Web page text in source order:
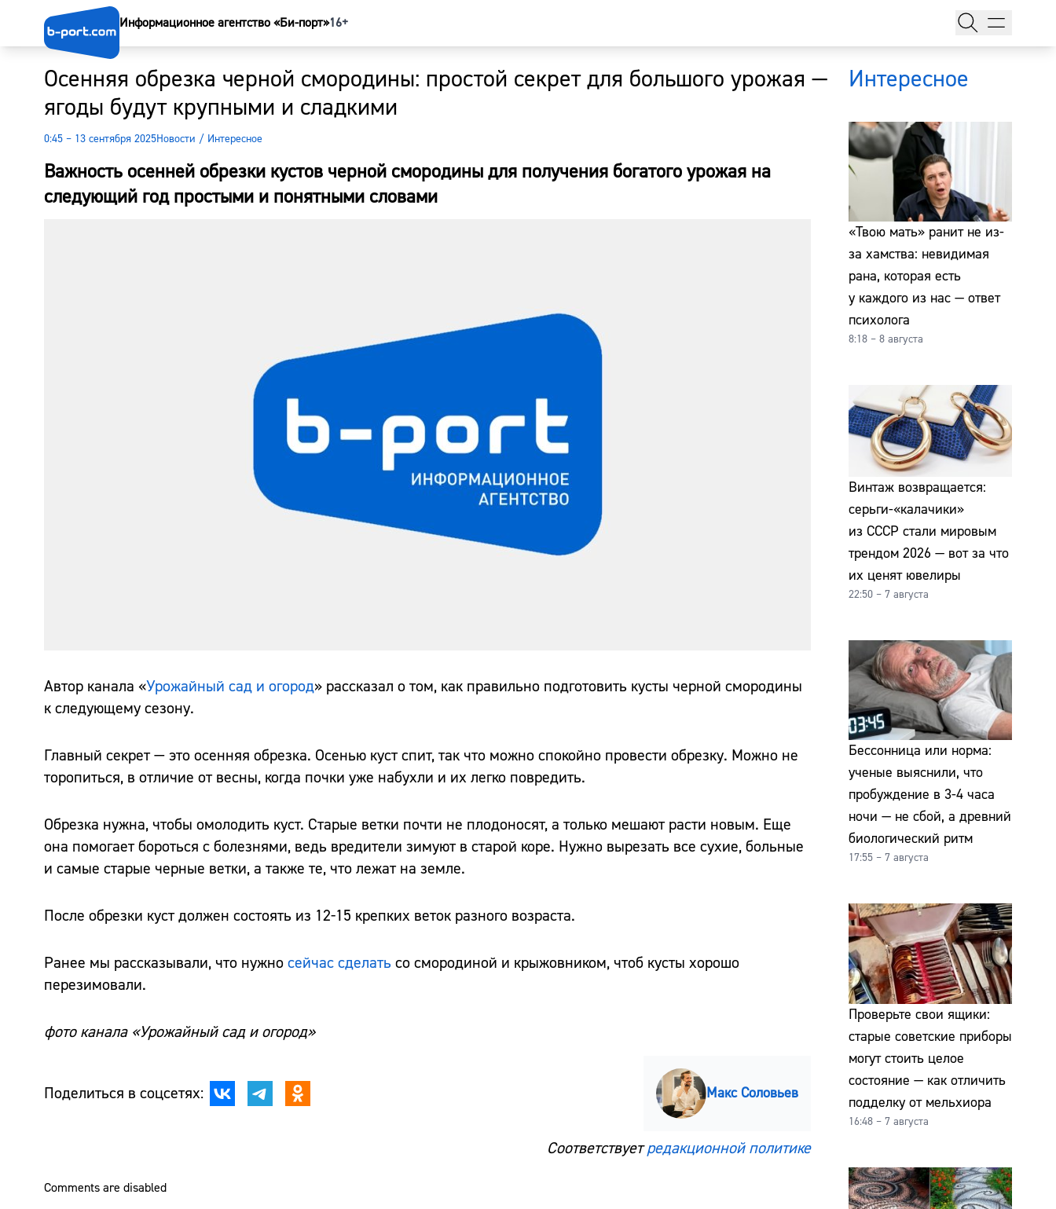
Информационное агентство «Би-порт»16+
Осенняя обрезка черной смородины: простой секрет для большого урожая —
ягоды будут крупными и сладкими
0:45 – 13 сентября 2025Новости / Интересное
Важность осенней обрезки кустов черной смородины для получения богатого урожая на
следующий год простыми и понятными словами
Автор канала «Урожайный сад и огород» рассказал о том, как правильно подготовить кусты черной смородины
к следующему сезону.
Главный секрет — это осенняя обрезка. Осенью куст спит, так что можно спокойно провести обрезку. Можно не
торопиться, в отличие от весны, когда почки уже набухли и их легко повредить.
Обрезка нужна, чтобы омолодить куст. Старые ветки почти не плодоносят, а только мешают расти новым. Еще
она помогает бороться с болезнями, ведь вредители зимуют в старой коре. Нужно вырезать все сухие, больные
и самые старые черные ветки, а также те, что лежат на земле.
После обрезки куст должен состоять из 12-15 крепких веток разного возраста.
Ранее мы рассказывали, что нужно сейчас сделать со смородиной и крыжовником, чтоб кусты хорошо
перезимовали.
фото канала «Урожайный сад и огород»
Поделиться в соцсетях: Макс Соловьев
Соответствуетредакционной политике
Comments are disabled
Интересное
«Твою мать» ранит не из-
за хамства: невидимая
рана, которая есть
у каждого из нас — ответ
психолога
8:18 – 8 августа
Винтаж возвращается:
серьги-«калачики»
из СССР стали мировым
трендом 2026 — вот за что
их ценят ювелиры
22:50 – 7 августа
Бессонница или норма:
ученые выяснили, что
пробуждение в 3-4 часа
ночи — не сбой, а древний
биологический ритм
17:55 – 7 августа
Проверьте свои ящики:
старые советские приборы
могут стоить целое
состояние — как отличить
подделку от мельхиора
16:48 – 7 августа
Наши гости